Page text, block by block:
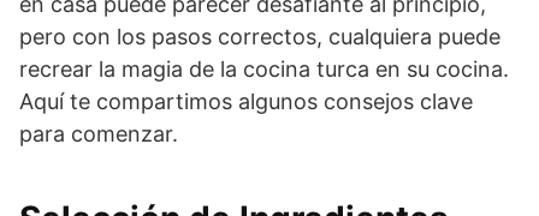
pero con los pasos correctos, cualquiera puede
recrear la magia de la cocina turca en su cocina.
Aquí te compartimos algunos consejos clave
para comenzar.